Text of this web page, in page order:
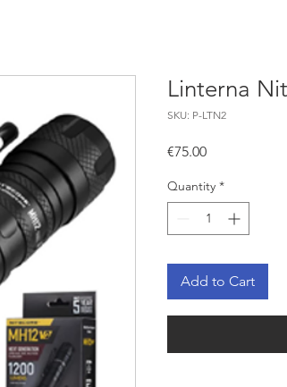
Linterna
SKU: P-LTN2
€75.00Price
Quantity *
Add to Cart